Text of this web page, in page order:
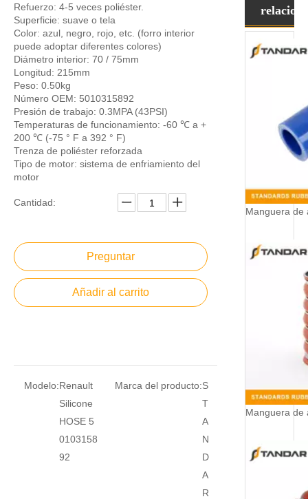
Refuerzo: 4-5 veces poliéster.
Superficie: suave o tela
Color: azul, negro, rojo, etc. (forro interior
puede adoptar diferentes colores)
Diámetro interior: 70 / 75mm
Longitud: 215mm
Peso: 0.50kg
Número OEM: 5010315892
Presión de trabajo: 0.3MPA (43PSI)
Temperaturas de funcionamiento: -60 ℃ a +
200 ℃ (-75 ° F a 392 ° F)
Trenza de poliéster reforzada
Tipo de motor: sistema de enfriamiento del
motor
Cantidad:
Preguntar
Añadir al carrito
Modelo:Renault
Silicone
HOSE 5
0103158
92
Marca del producto:S
T
A
N
D
A
R